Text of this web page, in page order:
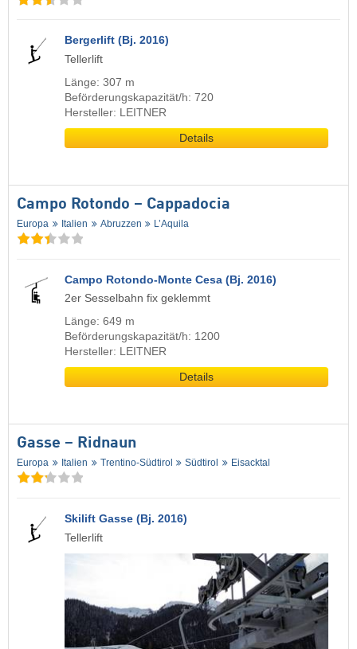
Bergerlift (Bj. 2016)
Tellerlift
Länge: 307 m
Beförderungskapazität/h: 720
Hersteller: LEITNER
Details
Campo Rotondo – Cappadocia
Europa Italien Abruzzen L’Aquila
Campo Rotondo-Monte Cesa (Bj. 2016)
2er Sesselbahn fix geklemmt
Länge: 649 m
Beförderungskapazität/h: 1200
Hersteller: LEITNER
Details
Gasse – Ridnaun
Europa Italien Trentino-Südtirol Südtirol Eisacktal
Skilift Gasse (Bj. 2016)
Tellerlift